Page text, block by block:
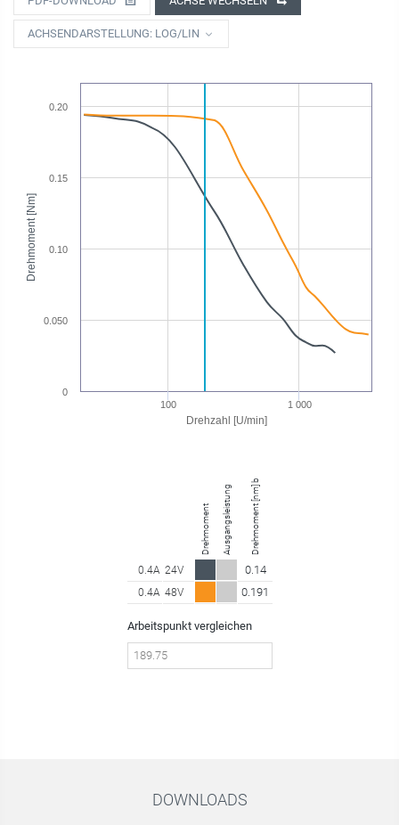
ACHSENDARSTELLUNG: LOG/LIN
Drehzahl [U/min]
Drehmoment [Nm]
100 1 000
0
0.050
0.10
0.15
0.20
Drehmoment Ausgangsleistung Drehmoment [nm] bei 189.75 U/min
0.4A 24V 0.14
0.4A 48V 0.191
Arbeitspunkt vergleichen
DOWNLOADS